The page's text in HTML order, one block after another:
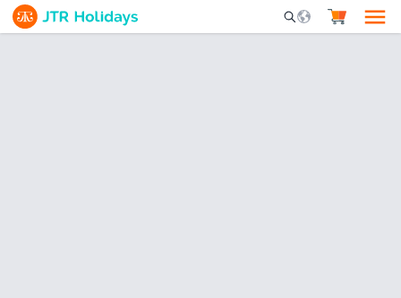
Mobile Search